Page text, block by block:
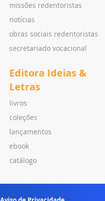
missões redentoristas
notícias
obras sociais redentoristas
secretariado vocacional
Editora Ideias &
Letras
livros
coleções
lançamentos
ebook
catálogo